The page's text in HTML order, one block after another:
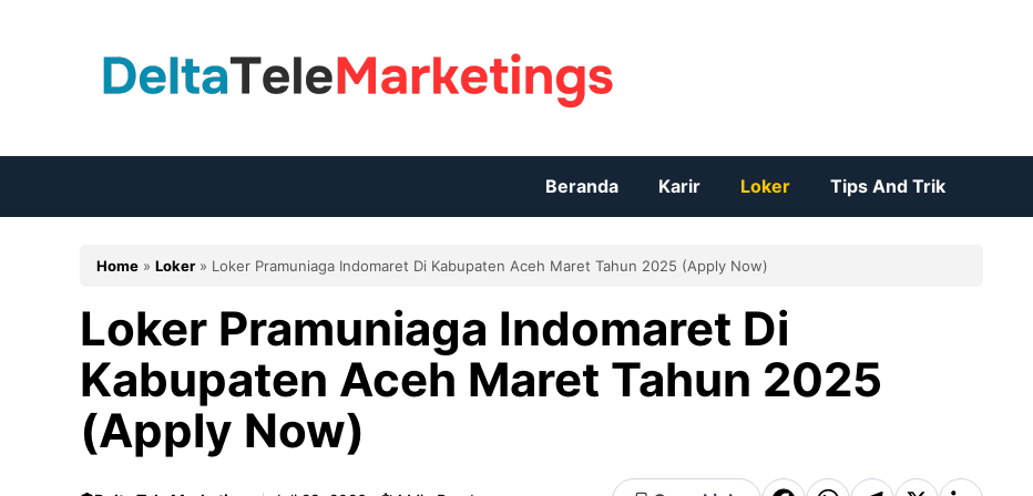
Beranda Karir Loker Tips And Trik
Home » Loker » Loker Pramuniaga Indomaret Di Kabupaten Aceh Maret Tahun 2025 (Apply Now)
Loker Pramuniaga Indomaret Di
Kabupaten Aceh Maret Tahun 2025
(Apply Now)